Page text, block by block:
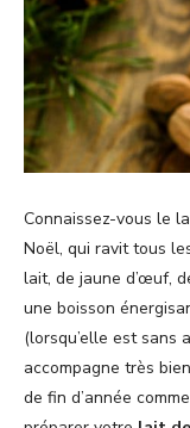
Connaissez-vous le
Noël, qui ravit tous
lait, de jaune d’œuf,
une boisson
(lorsqu’elle est sans
accompagne très
de fin d’année